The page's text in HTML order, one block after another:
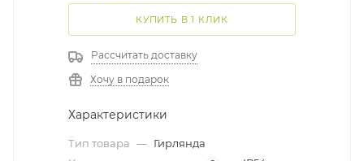
КУПИТЬ В 1 КЛИК
Рассчитать доставку
Хочу в подарок
Характеристики
Тип товара — Гирлянда